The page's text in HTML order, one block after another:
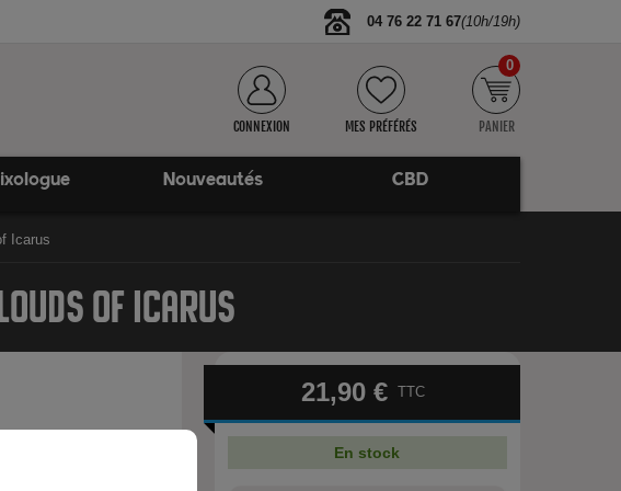
04 76 22 71 67(10h/19h)
CONNEXION MES PRÉFÉRÉS PANIER
0
Nouveautés CBD
Icarus
OF ICARUS
noix de pécan
21,90 € TTC
En stock